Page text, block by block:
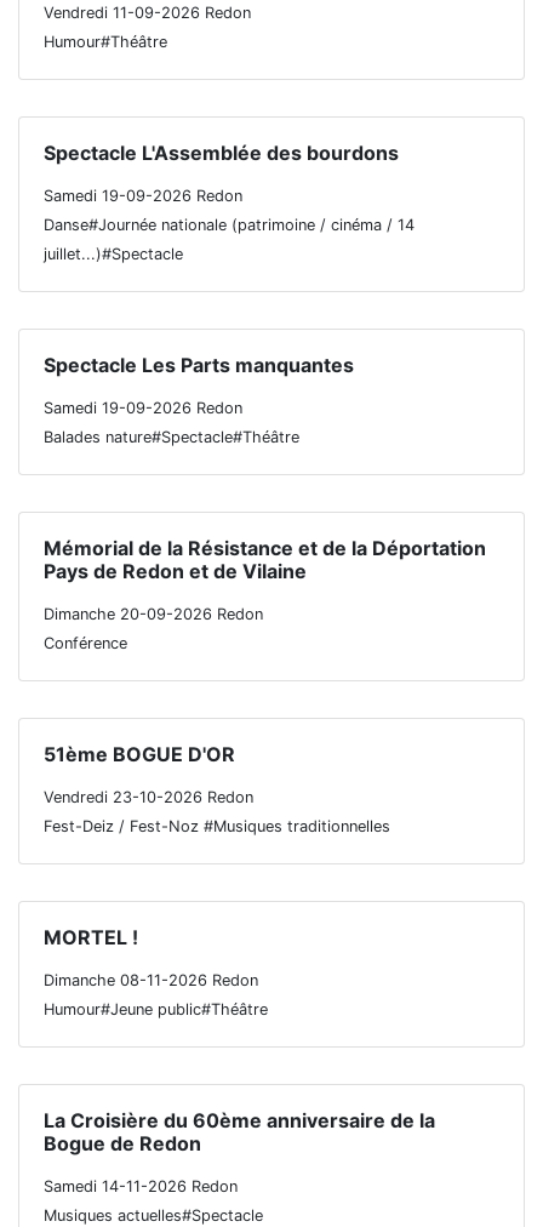
Vendredi 11-09-2026 Redon
Humour#Théâtre
Spectacle L'Assemblée des bourdons
Samedi 19-09-2026 Redon
Danse#Journée nationale (patrimoine / cinéma / 14
juillet...)#Spectacle
Spectacle Les Parts manquantes
Samedi 19-09-2026 Redon
Balades nature#Spectacle#Théâtre
Mémorial de la Résistance et de la Déportation
Pays de Redon et de Vilaine
Dimanche 20-09-2026 Redon
Conférence
51ème BOGUE D'OR
Vendredi 23-10-2026 Redon
Fest-Deiz / Fest-Noz #Musiques traditionnelles
MORTEL !
Dimanche 08-11-2026 Redon
Humour#Jeune public#Théâtre
La Croisière du 60ème anniversaire de la
Bogue de Redon
Samedi 14-11-2026 Redon
Musiques actuelles#Spectacle